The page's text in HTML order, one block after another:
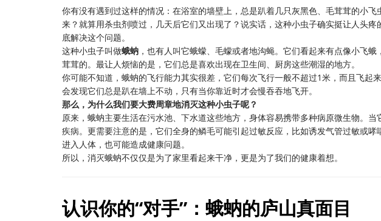
你有没有遇到过这样的情况：在浴室的墙壁上，总是趴着几只灰黑色、毛茸茸的小
来？就算用杀虫剂喷过，几天后它们又出现了？说实话，这种小虫子确实挺让人头
底解决这个问题。
这种小虫子叫做蛾蚋 ，也有人叫它蛾蠓、毛蠓或者地沟蝇。它们看起来有点像小飞
茸茸的。最让人烦恼的是，它们总是喜欢出现在卫生间、厨房这些潮湿的地方。
你可能不知道，蛾蚋的飞行能力其实很差，它们每次飞行一般不超过1米，而且飞起
会发现它们总是趴在墙上不动，只有当你靠近时才会慢吞吞地飞开。
那么，为什么我们要大费周章地消灭这种小虫子呢？
原来，蛾蚋主要生活在污水池、下水道这些地方，身体容易携带多种病原微生物。
疾病。更需要注意的是，它们全身的鳞毛可能引起过敏反应，比如诱发气管过敏或
进入人体，也可能造成健康问题。
所以，消灭蛾蚋不仅仅是为了家里看起来干净，更是为了我们的健康着想。
认识你的“对手”：蛾蚋的庐山真面目